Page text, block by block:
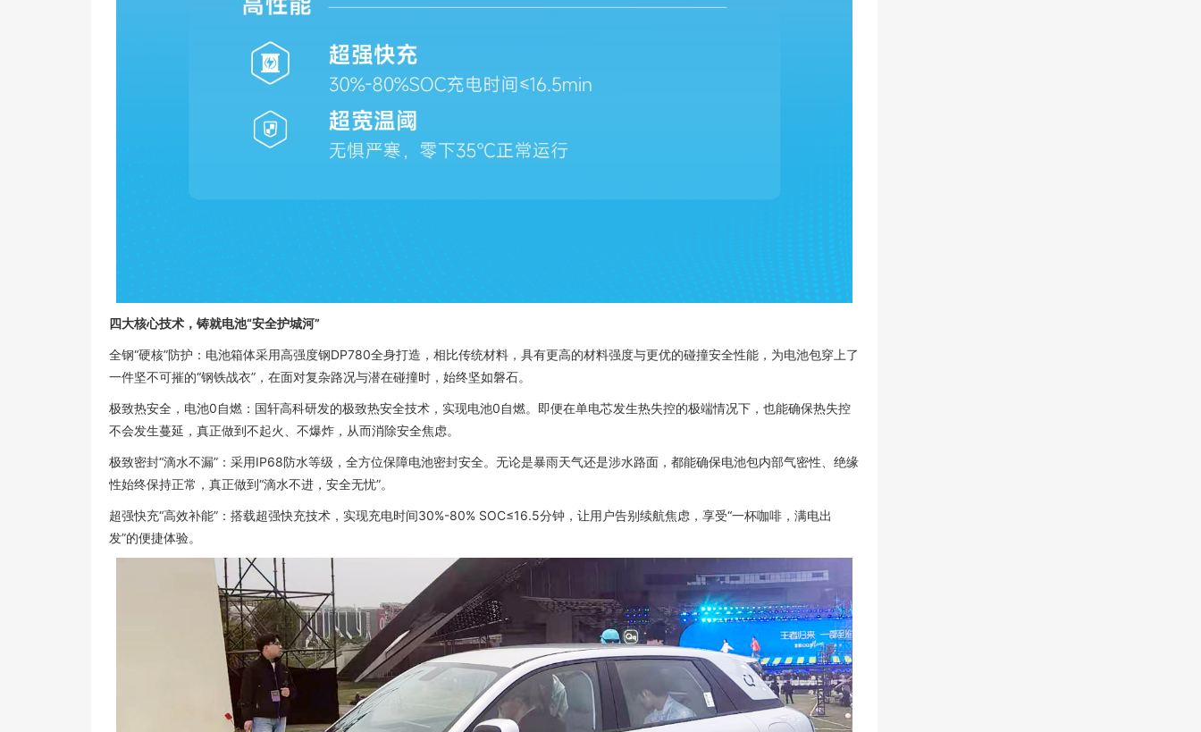
四大核心技术，铸就电池“安全护城河”
全钢“硬核”防护：电池箱体采用高强度钢DP780全身打造，相比传统材料，具有更高的材料强度与更优的碰撞安全性能，为电池包穿上了
一件坚不可摧的“钢铁战衣”，在面对复杂路况与潜在碰撞时，始终坚如磐石。
极致热安全，电池0自燃：国轩高科研发的极致热安全技术，实现电池0自燃。即便在单电芯发生热失控的极端情况下，也能确保热失控
不会发生蔓延，真正做到不起火、不爆炸，从而消除安全焦虑。
极致密封“滴水不漏”：采用IP68防水等级，全方位保障电池密封安全。无论是暴雨天气还是涉水路面，都能确保电池包内部气密性、绝缘
性始终保持正常，真正做到“滴水不进，安全无忧”。
超强快充“高效补能”：搭载超强快充技术，实现充电时间30%-80% SOC≤16.5分钟，让用户告别续航焦虑，享受“一杯咖啡，满电出
发”的便捷体验。